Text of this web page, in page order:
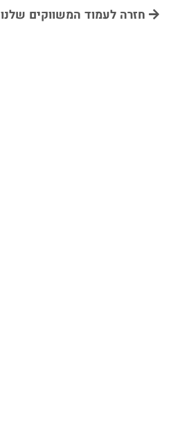
חזרה לעמוד המשווקים שלנו